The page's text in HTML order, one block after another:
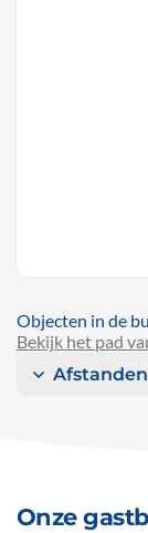
Objecten in de
Bekijk het pad
Afstanden
Onze